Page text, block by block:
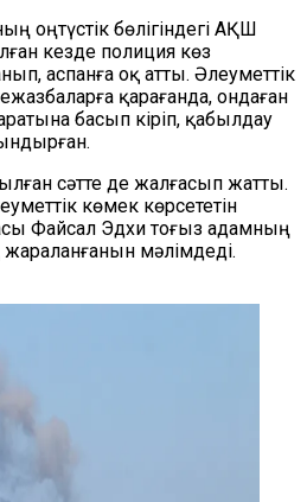
оңтүстік бөлігіндегі АҚШ
кезде полиция көз
аспанға оқ атты. Әлеуметтік
қарағанда, ондаған
басып кіріп, қабылдау
сәтте де жалғасып жатты.
көмек көрсететін
Файсал Эдхи тоғыз адамның
мәлімдеді.